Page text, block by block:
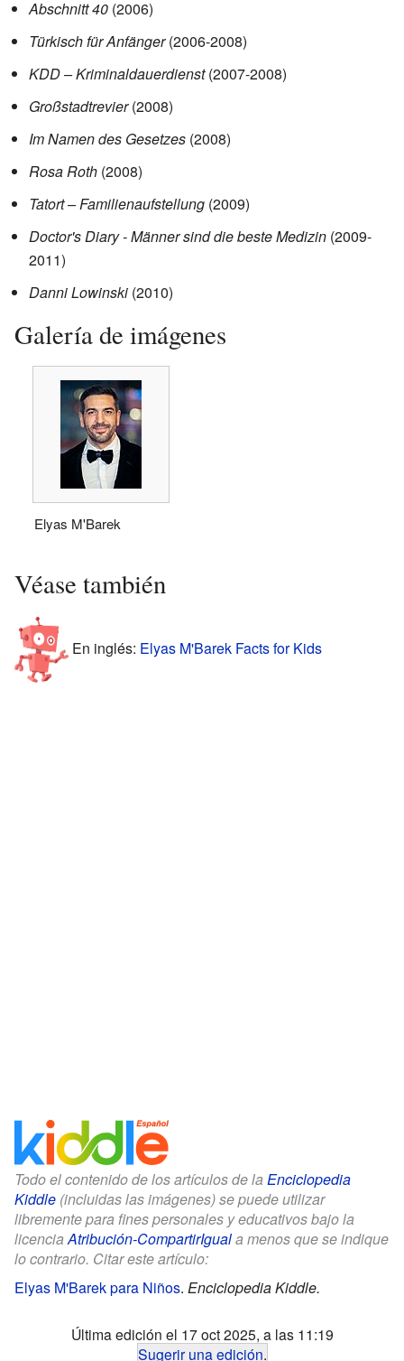
Abschnitt 40 (2006)
Türkisch für Anfänger(2006-2008)
KDD – Kriminaldauerdienst(2007-2008)
Großstadtrevier(2008)
Im Namen des Gesetzes (2008)
Rosa Roth (2008)
Tatort – Familienaufstellung (2009)
Doctor's Diary - Männer sind die beste Medizin (2009-
2011)
Danni Lowinski (2010)
Galería de imágenes
Elyas M'Barek
Véase también
En inglés: Elyas M'Barek Facts for Kids
Todo el contenido de los artículos de la Enciclopedia
Kiddle (incluidas las imágenes) se puede utilizar
libremente para fines personales y educativos bajo la
licenciaAtribución-CompartirIguala menos que se indique
lo contrario. Citar este artículo:
Elyas M'Barek para Niños. Enciclopedia Kiddle.
Última edición el 17 oct 2025, a las 11:19
Sugerir una edición.